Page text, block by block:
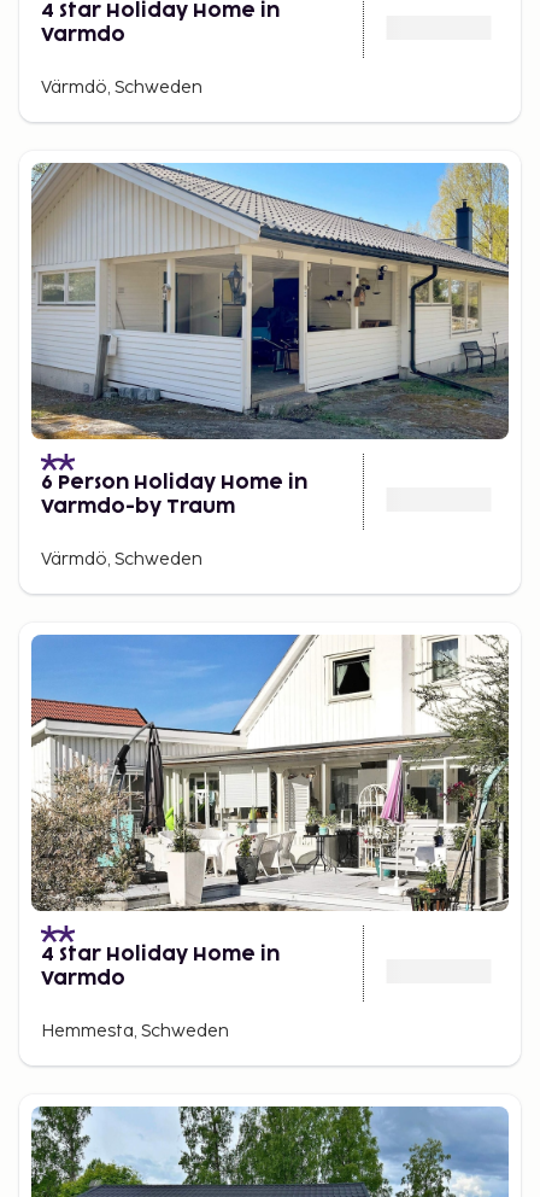
4 Star Holiday Home in
Varmdo
Värmdö, Schweden
6 Person Holiday Home in
Varmdo-by Traum
Värmdö, Schweden
4 Star Holiday Home in
Varmdo
Hemmesta, Schweden